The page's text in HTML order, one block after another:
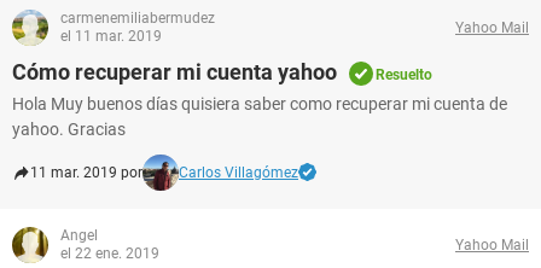
carmenemiliabermudez
el 11 mar. 2019
Yahoo Mail
Cómo recuperar mi cuenta yahoo Resuelto
Hola Muy buenos días quisiera saber como recuperar mi cuenta de
yahoo. Gracias
11 mar. 2019 por Carlos Villagómez
Angel
el 22 ene. 2019
Yahoo Mail